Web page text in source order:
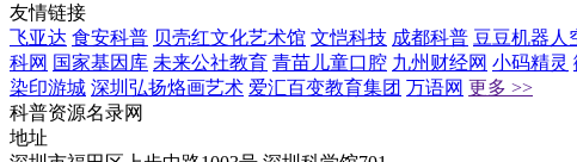
友情链接
飞亚达 食安科普 贝壳红文化艺术馆 文恺科技 成都科普 豆豆机器人
科网 国家基因库 未来公社教育 青苗儿童口腔 九州财经网 小码精灵
染印游城 深圳弘扬烙画艺术 爱汇百变教育集团 万语网 更多 >>
科普资源名录网
地址